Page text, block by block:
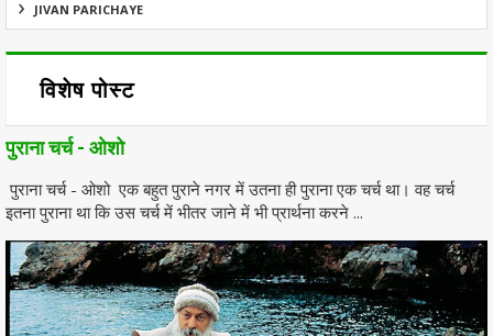
JIVAN PARICHAYE
विशेष पोस्ट
पुराना चर्च - ओशो
पुराना चर्च - ओशो एक बहुत पुराने नगर में उतना ही पुराना एक चर्च था। वह चर्च
इतना पुराना था कि उस चर्च में भीतर जाने में भी प्रार्थना करने ...